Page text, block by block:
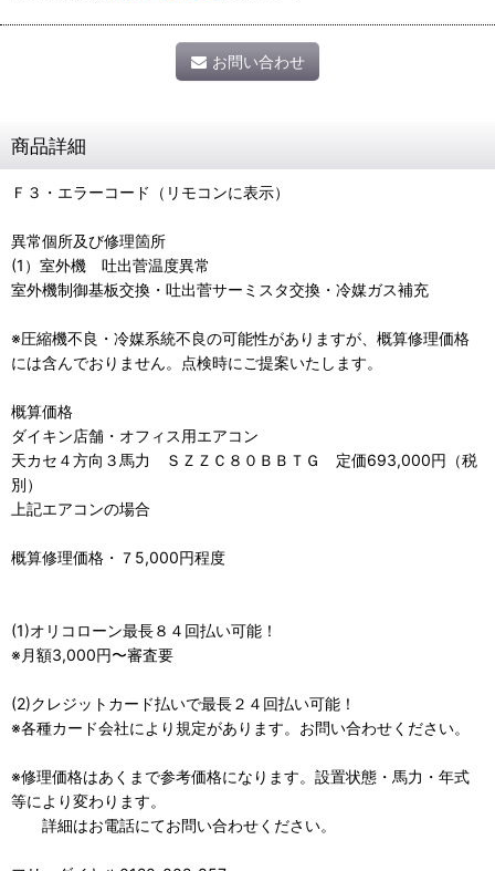
お問い合わせ
商品詳細
Ｆ３・エラーコード（リモコンに表示）
異常個所及び修理箇所
(1）室外機 吐出菅温度異常
室外機制御基板交換・吐出菅サーミスタ交換・冷媒ガス補充
※圧縮機不良・冷媒系統不良の可能性がありますが、概算修理価格
には含んでおりません。点検時にご提案いたします。
概算価格
ダイキン店舗・オフィス用エアコン
天カセ４方向３馬力 ＳＺＺＣ８０ＢＢＴＧ 定価693,000円（税
別）
上記エアコンの場合
概算修理価格・７5,000円程度
(1)オリコローン最長８４回払い可能！
※月額3,000円〜審査要
(2)クレジットカード払いで最長２４回払い可能！
※各種カード会社により規定があります。お問い合わせください。
※修理価格はあくまで参考価格になります。設置状態・馬力・年式
等により変わります。
詳細はお電話にてお問い合わせください。